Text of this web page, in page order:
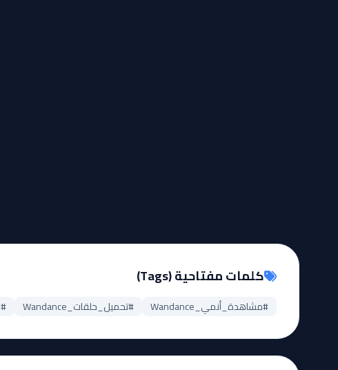
كلمات مفتاحية (Tags)
#مشاهدة_أنمي_Wandance #تحميل_حلقات_Wandance #Wandance_مترجم